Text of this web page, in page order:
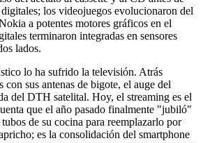
los videojuegos evolucionaron del
a potentes motores gráficos en el
terminaron integradas en sensores
lados.
lo ha sufrido la televisión. Atrás
con sus antenas de bigote, el auge del
del DTH satelital. Hoy, el streaming es el
que el año pasado finalmente "jubiló"
de su cocina para reemplazarlo por
es la consolidación del smartphone